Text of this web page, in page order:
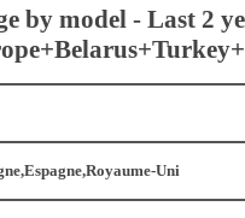
by model - Last 2
Uni